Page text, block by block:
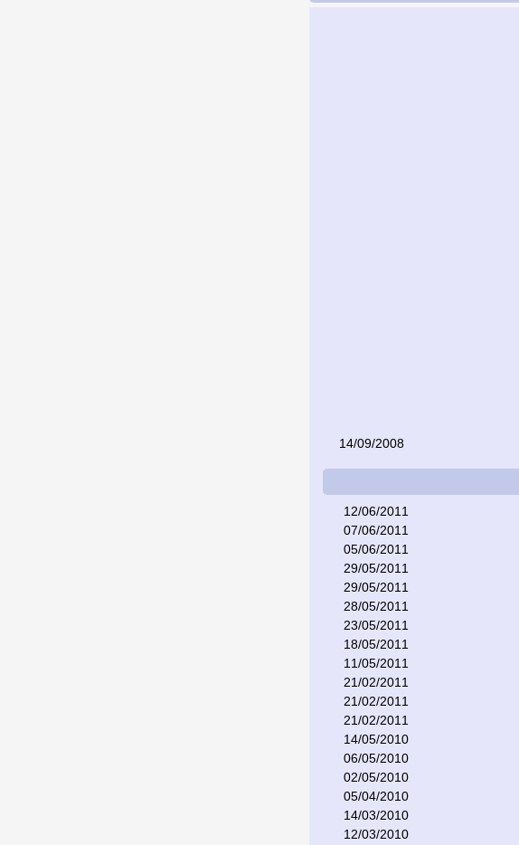
14/09/2008
12/06/2011
07/06/2011
05/06/2011
29/05/2011
29/05/2011
28/05/2011
23/05/2011
18/05/2011
11/05/2011
21/02/2011
21/02/2011
21/02/2011
14/05/2010
06/05/2010
02/05/2010
05/04/2010
14/03/2010
12/03/2010